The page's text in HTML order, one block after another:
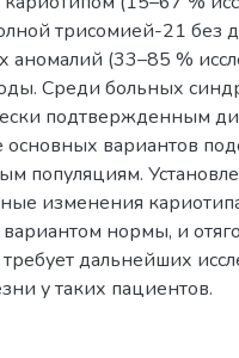
трисомией-21 без
аномалий (33–85 %
Среди больных
подтвержденным
основных вариантов
популяциям.
изменения
нормы, и
дальнейших
у таких пациентов.